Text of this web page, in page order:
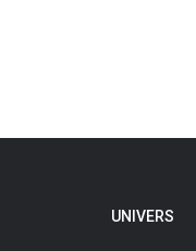
UNIVERS